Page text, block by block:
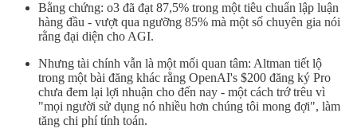
Bằng chứng: o3 đã đạt 87,5% trong một tiêu chuẩn lập luận
hàng đầu - vượt qua ngưỡng 85% mà một số chuyên gia nói
rằng đại diện cho AGI.
Nhưng tài chính vẫn là một mối quan tâm: Altman tiết lộ
trong một bài đăng khác rằng OpenAI's $200 đăng ký Pro
chưa đem lại lợi nhuận cho đến nay - một cách trớ trêu vì
"mọi người sử dụng nó nhiều hơn chúng tôi mong đợi", làm
tăng chi phí tính toán.